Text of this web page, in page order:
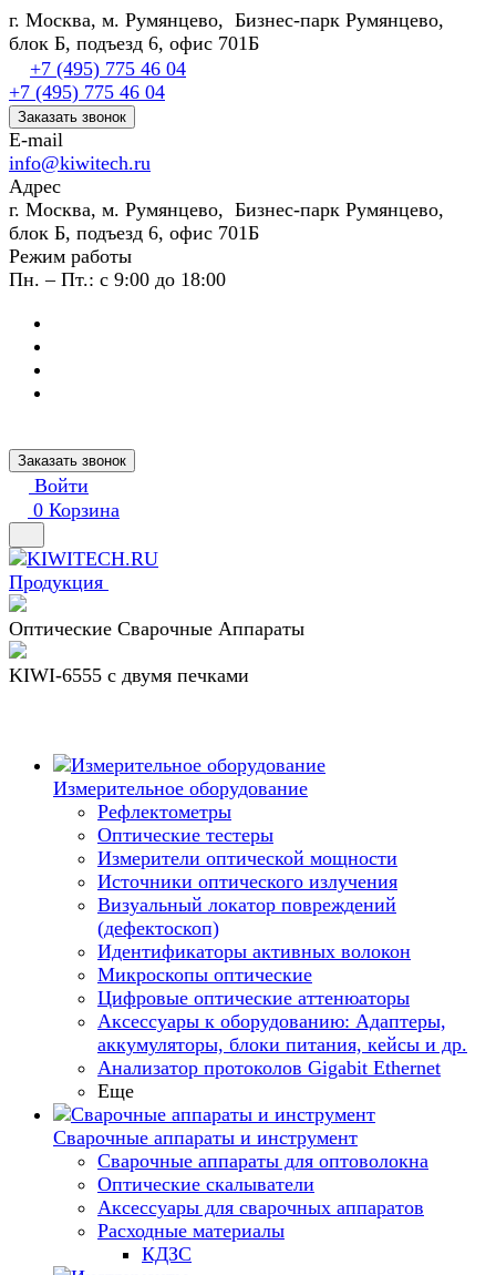
г. Москва, м. Румянцево, Бизнес-парк Румянцево,
блок Б, подъезд 6, офис 701Б
+7 (495) 775 46 04
+7 (495) 775 46 04
Заказать звонок
E-mail
info@kiwitech.ru
Адрес
г. Москва, м. Румянцево, Бизнес-парк Румянцево,
блок Б, подъезд 6, офис 701Б
Режим работы
Пн. – Пт.: с 9:00 до 18:00
Заказать звонок
Войти
0 Корзина
Продукция
Оптические Сварочные Аппараты
KIWI-6555 c двумя печками
Измерительное оборудование
Рефлектометры
Оптические тестеры
Измерители оптической мощности
Источники оптического излучения
Визуальный локатор повреждений
(дефектоскоп)
Идентификаторы активных волокон
Микроскопы оптические
Цифровые оптические аттенюаторы
Аксессуары к оборудованию: Адаптеры,
аккумуляторы, блоки питания, кейсы и др.
Анализатор протоколов Gigabit Ethernet
Еще
Сварочные аппараты и инструмент
Сварочные аппараты для оптоволокна
Оптические скалыватели
Аксессуары для сварочных аппаратов
Расходные материалы
КДЗС